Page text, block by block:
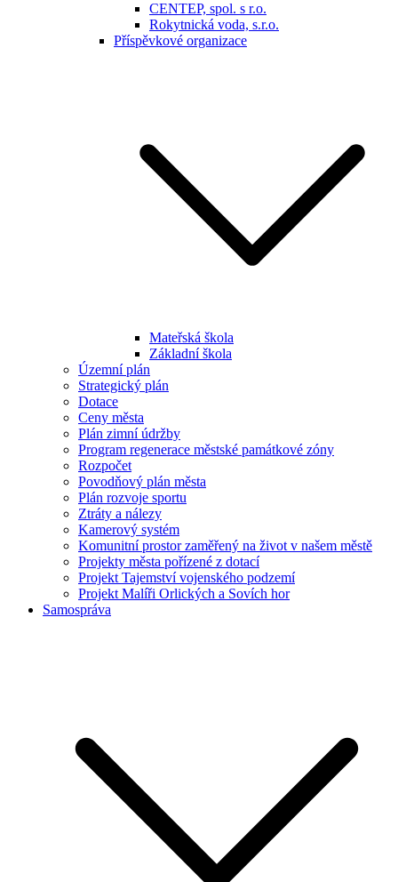
CENTEP, spol. s r.o.
Rokytnická voda, s.r.o.
Příspěvkové organizace
Mateřská škola
Základní škola
Územní plán
Strategický plán
Dotace
Ceny města
Plán zimní údržby
Program regenerace městské památkové zóny
Rozpočet
Povodňový plán města
Plán rozvoje sportu
Ztráty a nálezy
Kamerový systém
Komunitní prostor zaměřený na život v našem městě
Projekty města pořízené z dotací
Projekt Tajemství vojenského podzemí
Projekt Malíři Orlických a Sovích hor
Samospráva